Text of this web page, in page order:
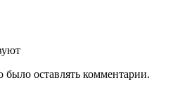
оставлять комментарии.